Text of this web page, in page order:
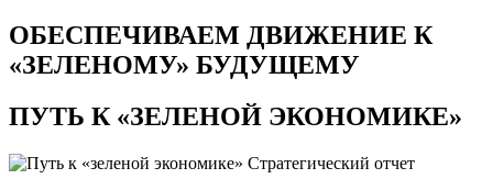
ОБЕСПЕЧИВАЕМ ДВИЖЕНИЕ К
«ЗЕЛЕНОМУ» БУДУЩЕМУ
ПУТЬ К«ЗЕЛЕНОЙ ЭКОНОМИКЕ»
Стратегический отчет